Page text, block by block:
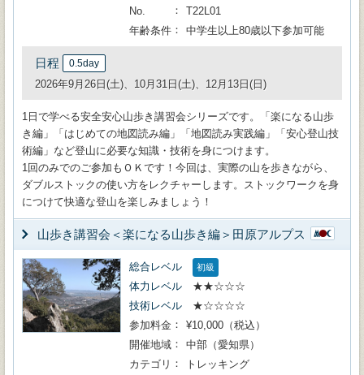
No.
T22L01
年齢条件
中学生以上80歳以下参加可能
日程 0.5day
2026年9月26日(土)、10月31日(土)、12月13日(日)
1日で学べる安全安心山歩き講習会シリーズです。「楽になる山歩
き編」「はじめての地図読み編」「地図読み実践編」「安心登山技
術編」など登山に必要な知識・技術を身につけます。
1回のみでのご参加もＯＫです！今回は、実際の山を歩きながら、
ダブルストックの使い方をレクチャーします。ストックワークを身
につけて快適な登山を楽しみましょう！
山歩き講習会＜楽になる山歩き編＞田原アルプス
総合レベル 初級
体力レベル
★★☆☆☆
技術レベル
★☆☆☆☆
参加料金
¥10,000（税込）
開催地域
中部（愛知県）
カテゴリ
トレッキング